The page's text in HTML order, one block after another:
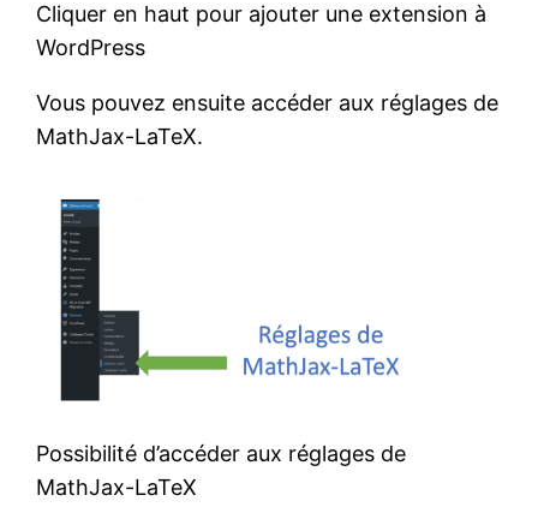
Cliquer en haut pour ajouter une extension à
WordPress
Vous pouvez ensuite accéder aux réglages de
MathJax-LaTeX.
Possibilité d’accéder aux réglages de
MathJax-LaTeX